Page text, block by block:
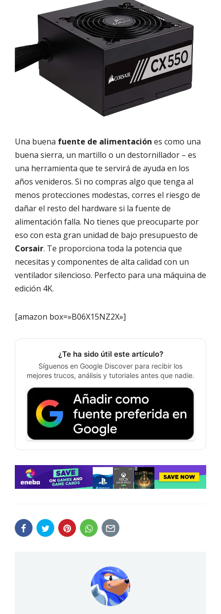
Una buena fuente de alimentación es como una
buena sierra, un martillo o un destornillador – es
una herramienta que te servirá de ayuda en los
años venideros. Si no compras algo que tenga al
menos protecciones modestas, corres el riesgo de
dañar el resto del hardware si la fuente de
alimentación falla. No tienes que preocuparte por
eso con esta gran unidad de bajo presupuesto de
Corsair. Te proporciona toda la potencia que
necesitas y componentes de alta calidad con un
ventilador silencioso. Perfecto para una máquina de
edición 4K.
[amazon box=»B06X15NZ2X»]
¿Te ha sido útil este artículo?
Síguenos en Google Discover para recibir los
mejores trucos, análisis y tutoriales antes que nadie.